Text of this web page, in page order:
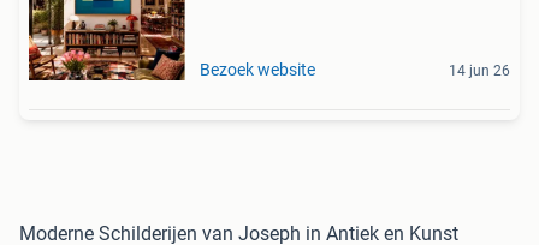
Bezoek website 14 jun 26
Moderne Schilderijen van Joseph in Antiek en Kunst